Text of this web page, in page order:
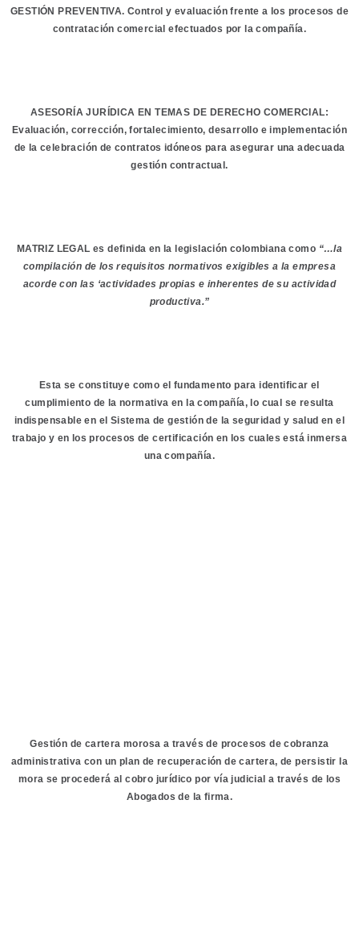
GESTIÓN PREVENTIVA. Control y evaluación frente a los procesos de
contratación comercial efectuados por la compañía.
ASESORÍA JURÍDICA EN TEMAS DE DERECHO COMERCIAL:
Evaluación, corrección, fortalecimiento, desarrollo e implementación
de la celebración de contratos idóneos para asegurar una adecuada
gestión contractual.
MATRIZ LEGAL es definida en la legislación colombiana como “…la
compilación de los requisitos normativos exigibles a la empresa
acorde con las ‘actividades propias e inherentes de su actividad
productiva.”
Esta se constituye como el fundamento para identificar el
cumplimiento de la normativa en la compañía, lo cual se resulta
indispensable en el Sistema de gestión de la seguridad y salud en el
trabajo y en los procesos de certificación en los cuales está inmersa
una compañía.
Gestión de cartera morosa a través de procesos de cobranza
administrativa con un plan de recuperación de cartera, de persistir la
mora se procederá al cobro jurídico por vía judicial a través de los
Abogados de la firma.